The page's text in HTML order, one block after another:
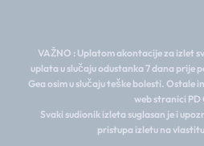
VAŽNO : Uplatom akontacije za izlet
uplata u slučaju odustanka 7 dana prije
Gea osim u slučaju teške bolesti. Ostale
web stranici PD
Svaki sudionik izleta suglasan je i
pristupa izletu na